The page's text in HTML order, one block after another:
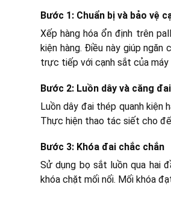
Bước 1: Chuẩn bị và bảo vệ
Xếp hàng hóa ổn định trên
kiện hàng. Điều này giúp
trực tiếp với cạnh sắt của máy
Bước 2: Luồn dây và căng đai
Luồn dây đai thép quanh kiện
Thực hiện thao tác siết cho
Bước 3: Khóa đai chắc chắn
Sử dụng bọ sắt luồn qua hai
khóa chặt mối nối. Mối khóa